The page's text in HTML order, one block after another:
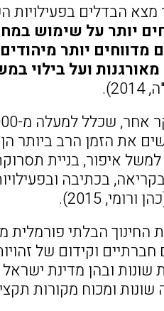
הבדלים בפעילויות
יותר על שימוש
מדווחים יותר
ועל בילוי
את הזמן הרב ביותר
למשל איפור, בניית
ורומי, 2015).
החינוך הבלתי פורמלית
שונות ובהן מדינת
ומכוח מקורות תקציב